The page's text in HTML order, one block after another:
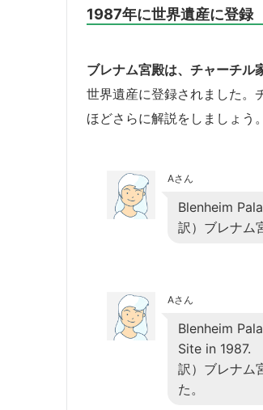
1987年に世界遺産に登録
ブレナム宮殿は、チャーチル
世界遺産に登録されました。
ほどさらに解説をしましょう。
Aさん
Blenheim
訳）ブレナム
Aさん
Blenheim
Site in 1987.
訳）ブレナム
た。